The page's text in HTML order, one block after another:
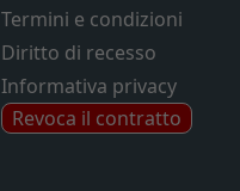
Termini e condizioni
Diritto di recesso
Informativa privacy
Revoca il contratto